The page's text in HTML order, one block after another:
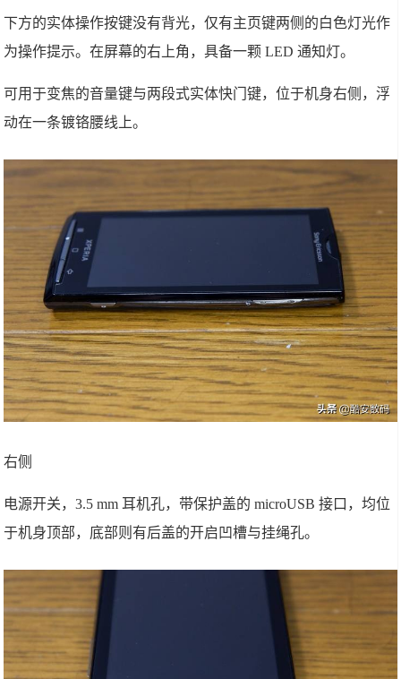
下方的实体操作按键没有背光，仅有主页键两侧的白色灯光作
为操作提示。在屏幕的右上角，具备一颗 LED 通知灯。
可用于变焦的音量键与两段式实体快门键，位于机身右侧，浮
动在一条镀铬腰线上。
右侧
电源开关，3.5 mm 耳机孔，带保护盖的 microUSB 接口，均位
于机身顶部，底部则有后盖的开启凹槽与挂绳孔。